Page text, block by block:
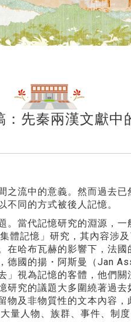
：先秦兩漢文獻中
之流中的意義。然而過去
同的方式被後人記憶。
。當代記憶研究的淵源，
體記憶」研究，其內容涉
在哈布瓦赫的影響下，法
德國的揚・阿斯曼（Jan
」視為記憶的客體，他們
究的議題大多圍繞著過
物及非物質性的文本內容
量人物、族群、事件、制